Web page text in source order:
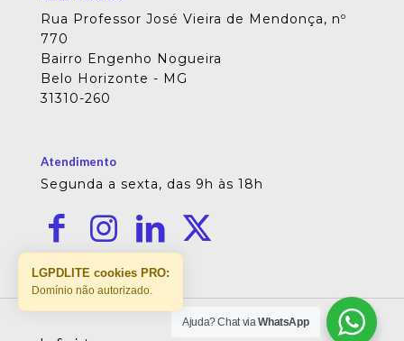
Rua Professor José Vieira de Mendonça, nº
770
Bairro Engenho Nogueira
Belo Horizonte - MG
31310-260
Atendimento
Segunda a sexta, das 9h às 18h
Ajuda? Chat viaWhatsApp
LGPDLITE cookies PRO:
Domínio não autorizado.